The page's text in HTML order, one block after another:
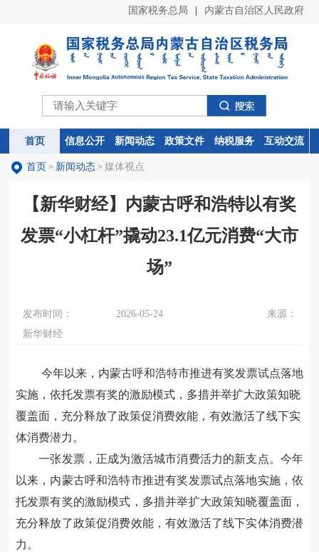
国家税务总局 内蒙古自治区人民政府
首页 信息公开 新闻动态 政策文件 纳税服务 互动交流
首页 信息公开 新闻动态 政策文件 纳税服务 互动交流
首页 > 新闻动态 > 媒体视点
【新华财经】内蒙古呼和浩特以有奖
发票“小杠杆”撬动23.1亿元消费“大市
场”
发布时间： 2026-05-24
来源：
新华财经
今年以来，内蒙古呼和浩特市推进有奖发票试点落地
实施，依托发票有奖的激励模式，多措并举扩大政策知晓
覆盖面，充分释放了政策促消费效能，有效激活了线下实
体消费潜力。
一张发票，正成为激活城市消费活力的新支点。今年
以来，内蒙古呼和浩特市推进有奖发票试点落地实施，依
托发票有奖的激励模式，多措并举扩大政策知晓覆盖面，
充分释放了政策促消费效能，有效激活了线下实体消费潜
力。